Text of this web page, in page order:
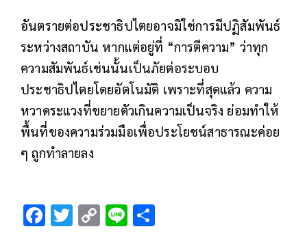
อันตรายต่อประชาธิปไตยอาจมิใช่การมีปฏิสัมพันธ์
ระหว่างสถาบัน หากแต่อยู่ที่ “การตีความ” ว่าทุก
ความสัมพันธ์เช่นนั้นเป็นภัยต่อระบอบ
ประชาธิปไตยโดยอัตโนมัติ เพราะที่สุดแล้ว ความ
หวาดระแวงที่ขยายตัวเกินความเป็นจริง ย่อมทำให้
พื้นที่ของความร่วมมือเพื่อประโยชน์สาธารณะค่อย
ๆ ถูกทำลายลง
F T C Li